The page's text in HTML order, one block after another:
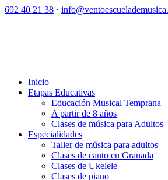
692 40 21 38 ·
Inicio
Etapas Educativas
Educación Musical Temprana
A partir de 8 años
Clases de música para Adultos
Especialidades
Taller de música para adultos
Clases de canto en Granada
Clases de Ukelele
Clases de piano